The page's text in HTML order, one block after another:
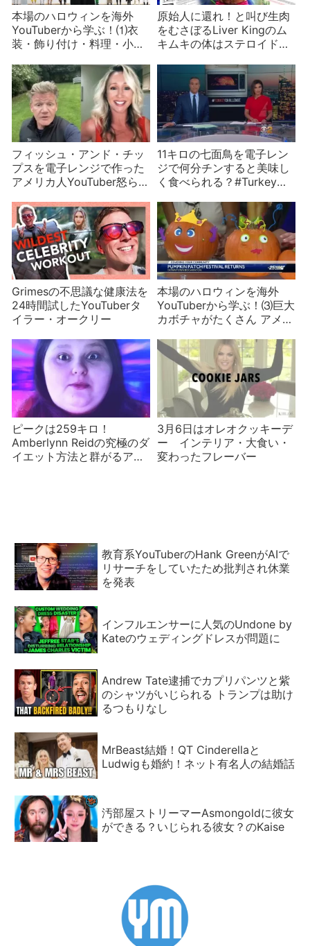
本場のハロウィンを海外
YouTuberから学ぶ！⑴衣
装・飾り付け・料理・小物
原始人に還れ！と叫び生肉
をむさぼるLiver Kingのム
キムキの体はステロイド漬
フィッシュ・アンド・チッ
プスを電子レンジで作った
アメリカ人YouTuber怒られ
11キロの七面鳥を電子レン
ジで何分チンすると美味し
く食べられる？#Turkey
Grimesの不思議な健康法を
24時間試したYouTuberタ
イラー・オークリー
本場のハロウィンを海外
YouTuberから学ぶ！⑶巨大
カボチャがたくさん アメリ
ピークは259キロ！
Amberlynn Reidの究極のダ
イエット方法と群がるアン
3月6日はオレオクッキーデ
ー インテリア・大食い・
変わったフレーバー
教育系YouTuberのHank GreenがAIで
リサーチをしていたため批判され休業
を発表
インフルエンサーに人気のUndone by
Kateのウェディングドレスが問題に
Andrew Tate逮捕でカプリパンツと紫
のシャツがいじられる トランプは助け
るつもりなし
MrBeast結婚！QT Cinderellaと
Ludwigも婚約！ネット有名人の結婚話
汚部屋ストリーマーAsmongoldに彼女
ができる？いじられる彼女？のKaise